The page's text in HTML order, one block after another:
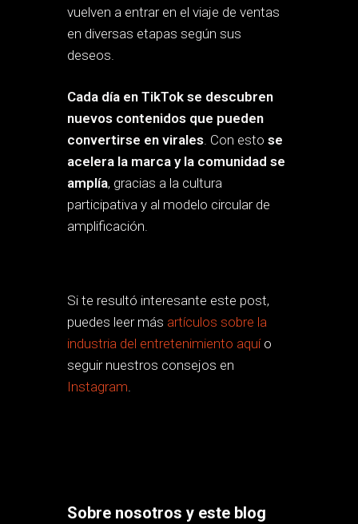
vuelven a entrar en el viaje de ventas
en diversas etapas según sus
deseos.
Cada día en TikTok se descubren
nuevos contenidos que pueden
convertirse en virales. Con esto se
acelera la marca y la comunidad se
amplía, gracias a la cultura
participativa y al modelo circular de
amplificación.
Si te resultó interesante este post,
puedes leer más artículos sobre la
industria del entretenimiento aquío
seguir nuestros consejos en
Instagram.
Sobre nosotros y este blog